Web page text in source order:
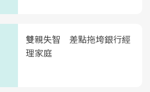
雙親失智 差點拖垮銀行經
理家庭